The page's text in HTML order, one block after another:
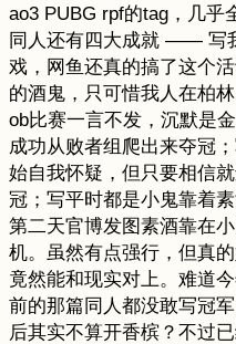
ao3 PUBG rpf的tag，几乎
同人还有四大成就 —— 写
戏，网鱼还真的搞了这个
的酒鬼，只可惜我人在柏
ob比赛一言不发，沉默是
成功从败者组爬出来夺冠
始自我怀疑，但只要相信
冠；写平时都是小鬼靠着
第二天官博发图素酒靠在
机。虽然有点强行，但真
竟然能和现实对上。难道
前的那篇同人都没敢写冠
后其实不算开香槟？不过